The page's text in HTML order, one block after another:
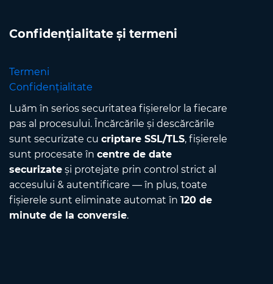
Confidențialitate și termeni
Termeni
Confidențialitate
Luăm în serios securitatea fișierelor la fiecare
pas al procesului. Încărcările și descărcările
sunt securizate cu criptare SSL/TLS, fișierele
sunt procesate în centre de date
securizate și protejate prin control strict al
accesului & autentificare — în plus, toate
fișierele sunt eliminate automat în 120 de
minute de la conversie.